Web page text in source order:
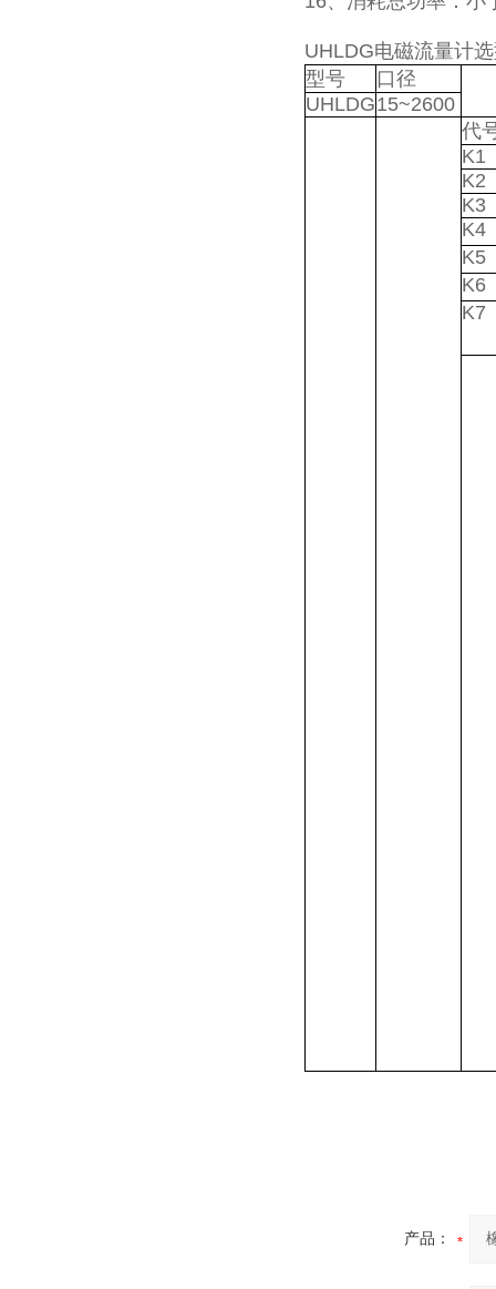
UHLDG电磁流量计
型号
口径
UHLDG15~2600
代
K1
K2
K3
K4
K5
K6
K7
产品：